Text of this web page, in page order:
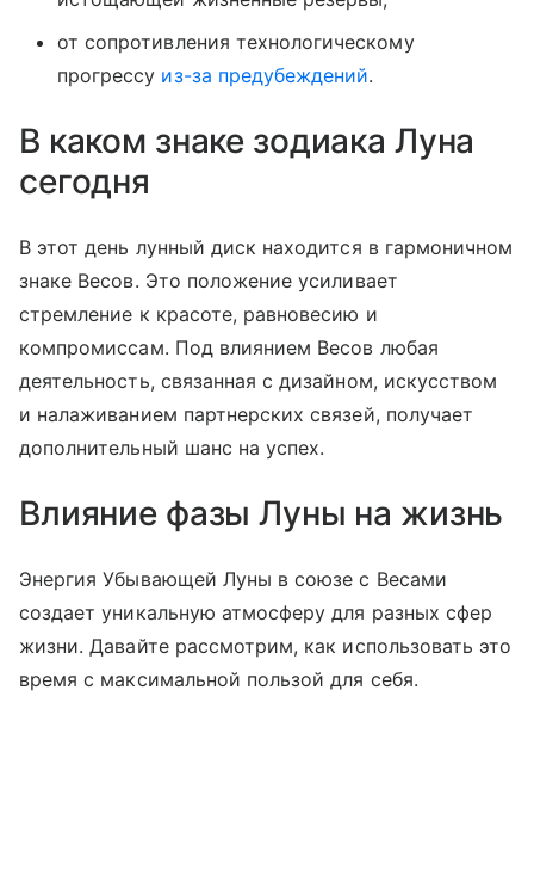
от сопротивления технологическому
прогрессу из-за предубеждений.
В каком знаке зодиака Луна
сегодня
В этот день лунный диск находится в гармоничном
знаке Весов. Это положение усиливает
стремление к красоте, равновесию и
компромиссам. Под влиянием Весов любая
деятельность, связанная с дизайном, искусством
и налаживанием партнерских связей, получает
дополнительный шанс на успех.
Влияние фазы Луны на жизнь
Энергия Убывающей Луны в союзе с Весами
создает уникальную атмосферу для разных сфер
жизни. Давайте рассмотрим, как использовать это
время с максимальной пользой для себя.